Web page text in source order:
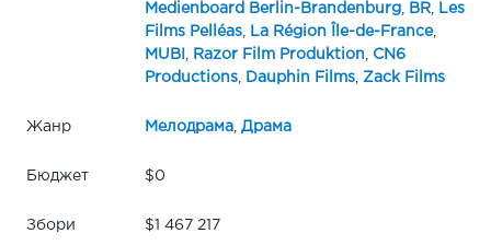
Medienboard Berlin-Brandenburg, BR,
Les
Films Pelléas, La Région Île-de-France,
MUBI
Razor Film Produktion
CN6
Productions, Dauphin Films, Zack Films
Жанр Мелодрама, Драма
Бюджет $0
Збори $1 467 217